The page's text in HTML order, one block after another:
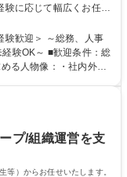
験に応じて幅広くお任せ
は事務所勤務ですが、
帰り・宿泊を伴う国内
に助け合いながら、総
験歓迎＞ ～総務、人事
験OK～ ■歓迎条件：総
プ/組織運営を支
等）からお任せいたします。